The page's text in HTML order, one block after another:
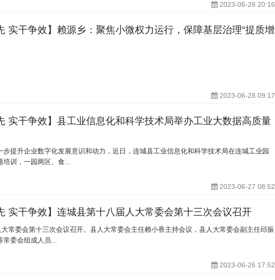
2023-06-28 20:16
实干争效】赖源乡：聚焦小微权力运行，保障基层治理“提质增
2023-06-28 09:17
实干争效】县工业信息化和科学技术局举办工业大数据高质量
步提升企业数字化发展意识和动力，近日，连城县工业信息化和科学技术局在连城工业园
训，一园两区、食...
2023-06-27 08:52
实干争效】连城县第十八届人大常委会第十三次会议召开
常委会第十三次会议召开。县人大常委会主任赖小香主持会议，县人大常委会副主任邱振
委会组成人员...
2023-06-26 17:52